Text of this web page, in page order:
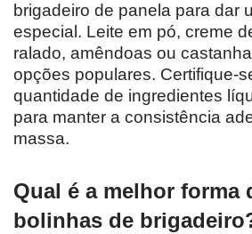
brigadeiro de panela para dar
especial. Leite em pó, creme
ralado, amêndoas ou
opções populares. Certifique-
quantidade de ingredientes
para manter a consistência
massa.
Qual é a melhor forma
bolinhas de